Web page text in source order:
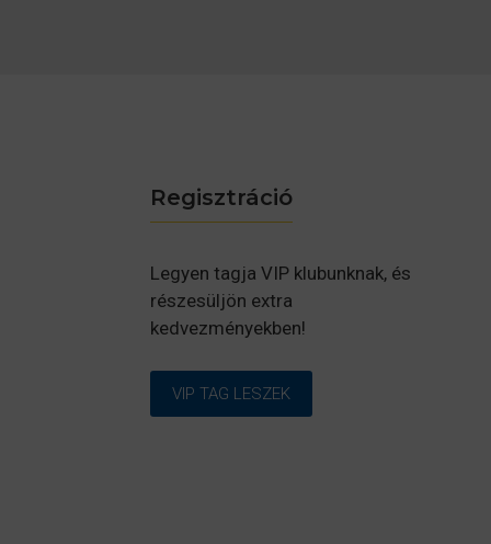
Regisztráció
Legyen tagja VIP klubunknak, és
részesüljön extra
kedvezményekben!
VIP TAG LESZEK